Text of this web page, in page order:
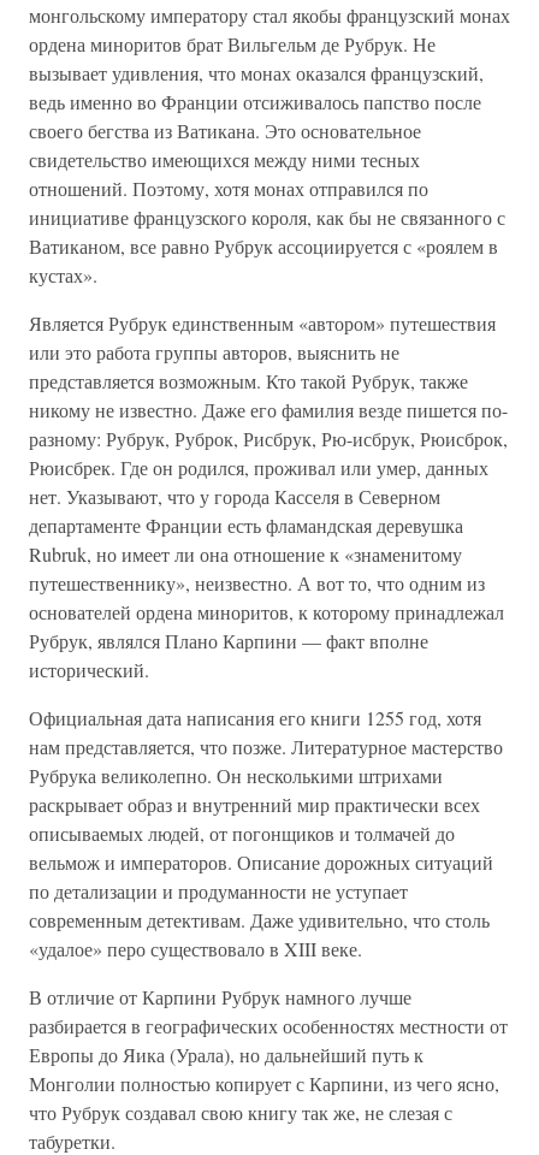
монгольскому императору стал якобы французский монах
ордена миноритов брат Вильгельм де Рубрук. Не
вызывает удивления, что монах оказался французский,
ведь именно во Франции отсиживалось папство после
своего бегства из Ватикана. Это основательное
свидетельство имеющихся между ними тесных
отношений. Поэтому, хотя монах отправился по
инициативе французского короля, как бы не связанного с
Ватиканом, все равно Рубрук ассоциируется с «роялем в
кустах».
Является Рубрук единственным «автором» путешествия
или это работа группы авторов, выяснить не
представляется возможным. Кто такой Рубрук, также
никому не известно. Даже его фамилия везде пишется по-
разному: Рубрук, Руброк, Рисбрук, Рю-исбрук, Рюисброк,
Рюисбрек. Где он родился, проживал или умер, данных
нет. Указывают, что у города Касселя в Северном
департаменте Франции есть фламандская деревушка
Rubruk, но имеет ли она отношение к «знаменитому
путешественнику», неизвестно. А вот то, что одним из
основателей ордена миноритов, к которому принадлежал
Рубрук, являлся Плано Карпини — факт вполне
исторический.
Официальная дата написания его книги 1255 год, хотя
нам представляется, что позже. Литературное мастерство
Рубрука великолепно. Он несколькими штрихами
раскрывает образ и внутренний мир практически всех
описываемых людей, от погонщиков и толмачей до
вельмож и императоров. Описание дорожных ситуаций
по детализации и продуманности не уступает
современным детективам. Даже удивительно, что столь
«удалое» перо существовало в XIII веке.
В отличие от Карпини Рубрук намного лучше
разбирается в географических особенностях местности от
Европы до Яика (Урала), но дальнейший путь к
Монголии полностью копирует с Карпини, из чего ясно,
что Рубрук создавал свою книгу так же, не слезая с
табуретки.